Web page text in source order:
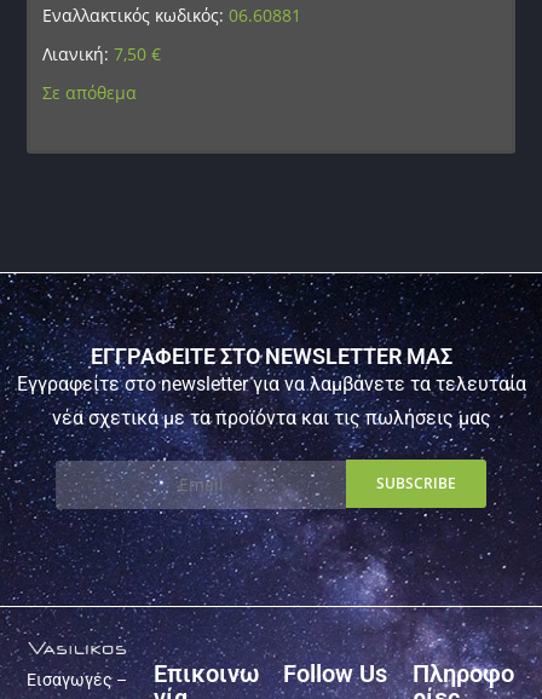
Εναλλακτικός κωδικός:06.60881
Λιανική:7,50€
Σε απόθεμα
ΕΓΓΡΑΦΕΙΤΕ ΣΤΟ NEWSLETTER ΜΑΣ
Εγγραφείτε στο newsletter για να λαμβάνετε τα τελευταία
νέα σχετικά με τα προϊόντα και τις πωλήσεις μας
Εισαγωγές –
Επικοινω
Follow Us
Πληροφο